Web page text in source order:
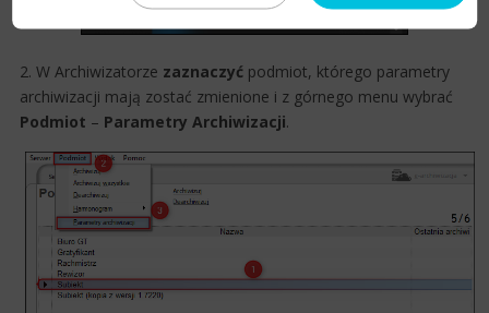
2. W Archiwizatorze zaznaczyć podmiot, którego parametry
archiwizacji mają zostać zmienione i z górnego menu wybrać
Podmiot – Parametry Archiwizacji.